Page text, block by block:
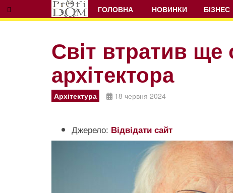
ГОЛОВНА НОВИНКИ БІЗНЕС
Свiт втратив ще
архiтектора
Архітектура 18 червня 2024
Джерело: Відвідати сайт
Next